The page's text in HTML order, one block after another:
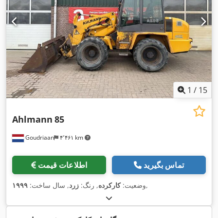
1 / 15
Goudriaan ۴٬۴۶۱ km
Ahlmann 85
اطلاعات قیمت تماس بگیرید
وضعیت:کارکرده, رنگ: زرد, سال ساخت: ۱۹۹۹ ,